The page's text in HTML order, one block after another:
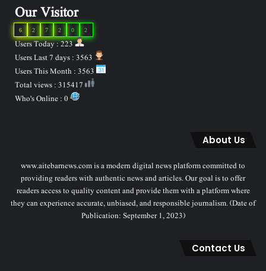
Our Visitor
2
0
2
7
2
6
Users Today : 223
About Us
www.aitebarnews.com is a modern digital news platform committed to
providing readers with authentic news and articles. Our goal is to offer
readers access to quality content and provide them with a platform where
they can experience accurate, unbiased, and responsible journalism. (Date of
Publication: September 1, 2023)
Contact Us